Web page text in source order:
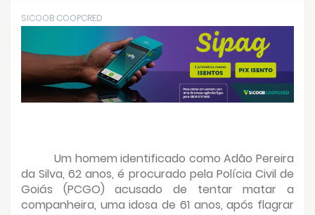
SICOOB COOPCRED
Um homem identificado como Adão Pereira
da Silva, 62 anos, é procurado pela Polícia Civil de
Goiás (PCGO) acusado de tentar matar a
companheira, uma idosa de 61 anos, após flagrar